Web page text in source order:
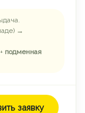
→
подменная
заявку